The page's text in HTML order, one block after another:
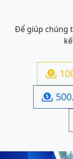
Để giúp chúng

